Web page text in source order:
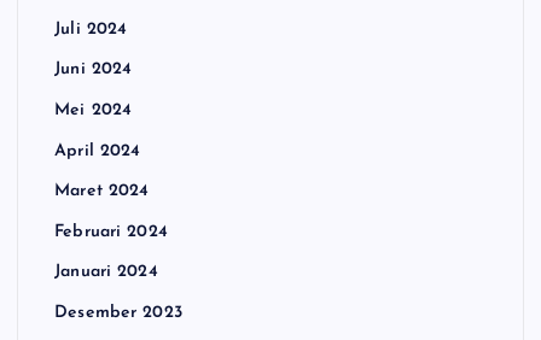
Juli 2024
Juni 2024
Mei 2024
April 2024
Maret 2024
Februari 2024
Januari 2024
Desember 2023